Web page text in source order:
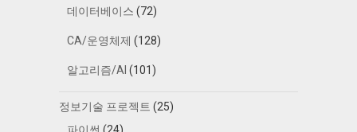
데이터베이스 (72)
CA/운영체제 (128)
알고리즘/AI (101)
정보기술 프로젝트 (25)